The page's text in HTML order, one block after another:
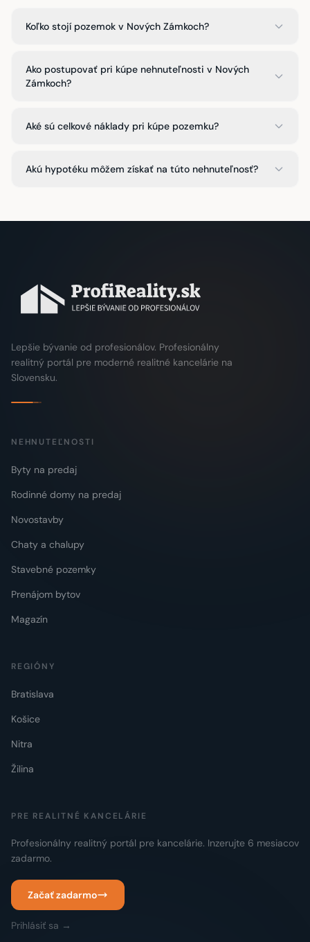
Koľko stojí pozemok v Nových Zámkoch?
Ako postupovať pri kúpe nehnuteľnosti v Nových
Zámkoch?
Aké sú celkové náklady pri kúpe pozemku?
Akú hypotéku môžem získať na túto nehnuteľnosť?
Lepšie bývanie od profesionálov. Profesionálny
realitný portál pre moderné realitné kancelárie na
Slovensku.
NEHNUTEĽNOSTI
Byty na predaj
Rodinné domy na predaj
Novostavby
Chaty a chalupy
Stavebné pozemky
Prenájom bytov
Magazín
REGIÓNY
Bratislava
Košice
Nitra
Žilina
PRE REALITNÉ KANCELÁRIE
Profesionálny realitný portál pre kancelárie. Inzerujte 6 mesiacov
zadarmo.
Začať zadarmo
Prihlásiť sa →